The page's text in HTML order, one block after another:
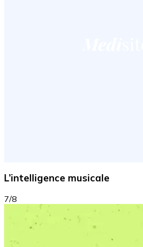
L’intelligence musicale
7/8